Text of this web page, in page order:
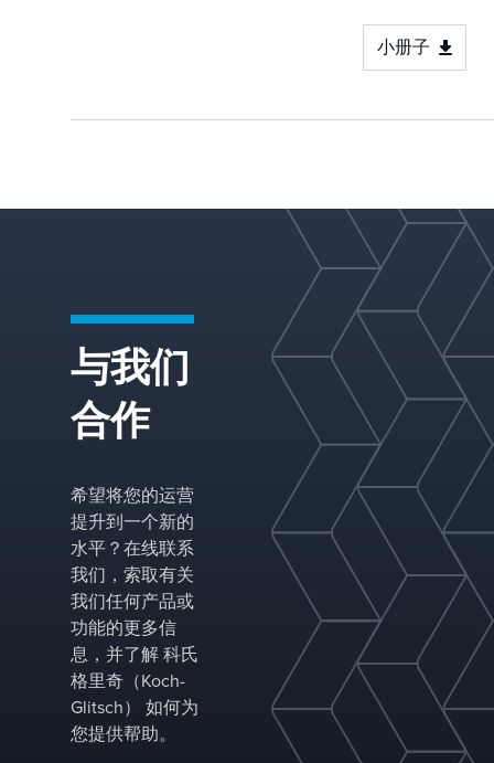
设计
小册子
与我们
合作
希望将您的运营
提升到一个新的
水平？在线联系
我们，索取有关
我们任何产品或
功能的更多信
息，并了解 科氏
格里奇（Koch-
Glitsch） 如何为
您提供帮助。